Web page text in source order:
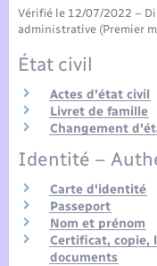
Transports
Vérifié le 12/07/2022 –
administrative (Premier
État civil
Actes d'état civil
Livret de famille
Changement
Identité –
Carte d'identité
Passeport
Nom et prénom
Certificat, copie,
documents